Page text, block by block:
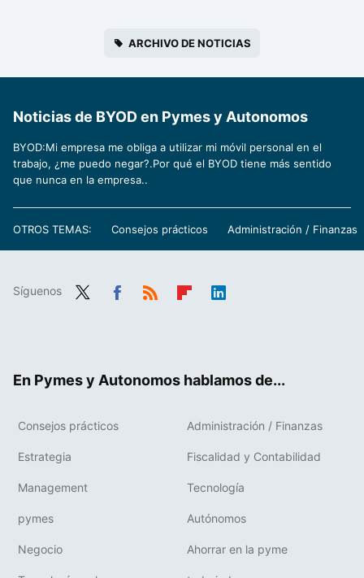
ARCHIVO DE NOTICIAS
Noticias de BYOD en Pymes y Autonomos
BYOD:Mi empresa me obliga a utilizar mi móvil personal en el
trabajo, ¿me puedo negar?.Por qué el BYOD tiene más sentido
que nunca en la empresa..
OTROS TEMAS: Consejos prácticos Administración / Finanzas
Síguenos
En Pymes y Autonomos hablamos de...
Consejos prácticos Administración / Finanzas
Estrategia Fiscalidad y Contabilidad
Management Tecnología
pymes Autónomos
Negocio Ahorrar en la pyme